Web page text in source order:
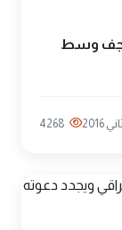
وسط
4268